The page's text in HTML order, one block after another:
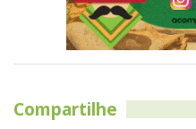
Compartilhe